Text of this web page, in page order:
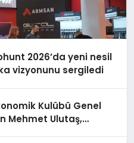
2026’da yeni nesil
vizyonunu sergiledi
Kulübü Genel
Mehmet Ulutaş,